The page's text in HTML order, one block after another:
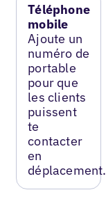
Téléphone
mobile
Ajoute un
numéro de
portable
pour que
les clients
puissent
te
contacter
en
déplacement.